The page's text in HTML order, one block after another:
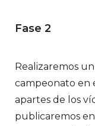
Fase 2
Realizaremos
campeonato en
apartes de los
publicaremos